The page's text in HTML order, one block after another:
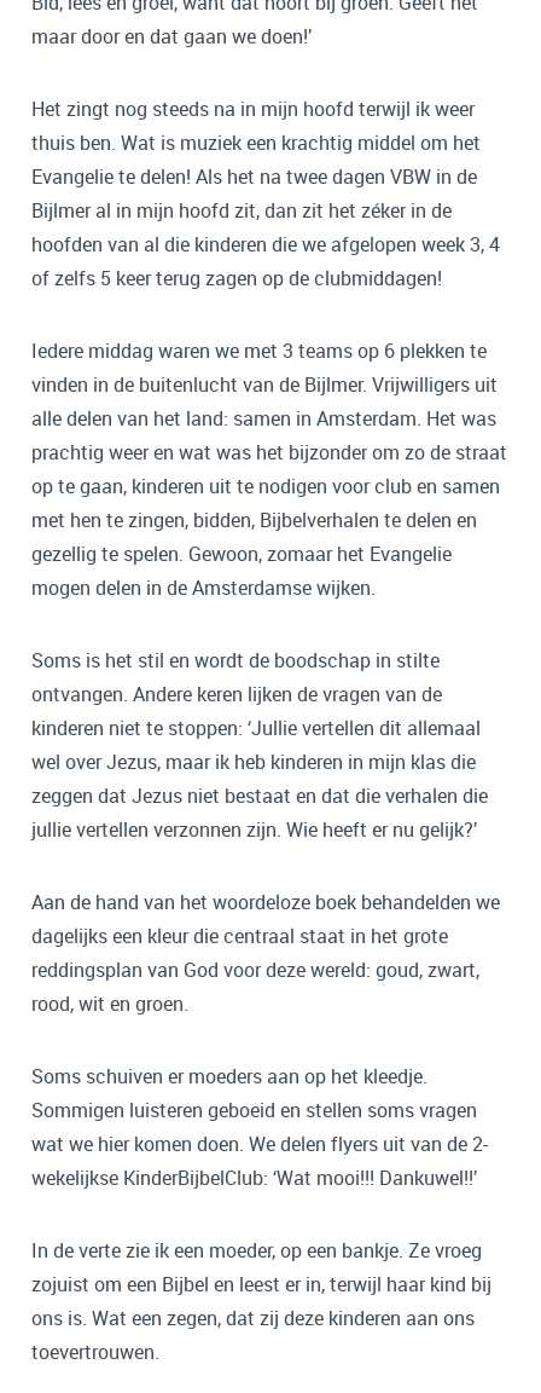
maar door en dat gaan we doen!’
Het zingt nog steeds na in mijn hoofd terwijl ik weer
thuis ben. Wat is muziek een krachtig middel om het
Evangelie te delen! Als het na twee dagen VBW in de
Bijlmer al in mijn hoofd zit, dan zit het zéker in de
hoofden van al die kinderen die we afgelopen week 3, 4
of zelfs 5 keer terug zagen op de clubmiddagen!
Iedere middag waren we met 3 teams op 6 plekken te
vinden in de buitenlucht van de Bijlmer. Vrijwilligers uit
alle delen van het land: samen in Amsterdam. Het was
prachtig weer en wat was het bijzonder om zo de straat
op te gaan, kinderen uit te nodigen voor club en samen
met hen te zingen, bidden, Bijbelverhalen te delen en
gezellig te spelen. Gewoon, zomaar het Evangelie
mogen delen in de Amsterdamse wijken.
Soms is het stil en wordt de boodschap in stilte
ontvangen. Andere keren lijken de vragen van de
kinderen niet te stoppen: ‘Jullie vertellen dit allemaal
wel over Jezus, maar ik heb kinderen in mijn klas die
zeggen dat Jezus niet bestaat en dat die verhalen die
jullie vertellen verzonnen zijn. Wie heeft er nu gelijk?’
Aan de hand van het woordeloze boek behandelden we
dagelijks een kleur die centraal staat in het grote
reddingsplan van God voor deze wereld: goud, zwart,
rood, wit en groen.
Soms schuiven er moeders aan op het kleedje.
Sommigen luisteren geboeid en stellen soms vragen
wat we hier komen doen. We delen flyers uit van de 2-
wekelijkse KinderBijbelClub: ‘Wat mooi!!! Dankuwel!!’
In de verte zie ik een moeder, op een bankje. Ze vroeg
zojuist om een Bijbel en leest er in, terwijl haar kind bij
ons is. Wat een zegen, dat zij deze kinderen aan ons
toevertrouwen.